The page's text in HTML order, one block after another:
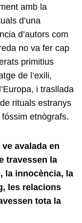
amb la
d’una
d’autors com
no va fer cap
primitius
de l’exili,
i trasllada
rituals estranys
etnògrafs.
avalada en
travessen la
la innocència, la
les relacions
tota la